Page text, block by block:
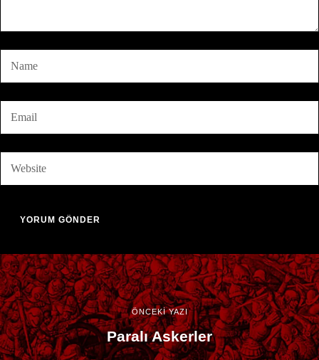
ÖNCEKİ YAZI
Paralı Askerler